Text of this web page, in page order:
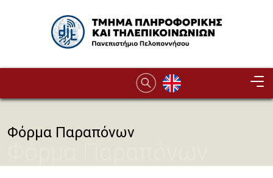
Image
Φόρμα Παραπόνων